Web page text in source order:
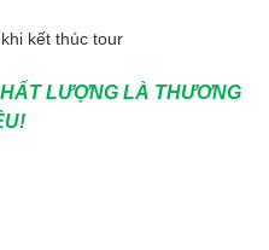
kết thúc tour
LƯỢNG LÀ THƯƠNG